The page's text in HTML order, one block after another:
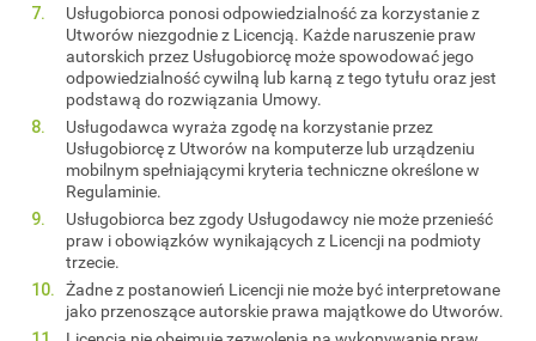
Usługobiorca ponosi odpowiedzialność za korzystanie z
Utworów niezgodnie z Licencją. Każde naruszenie praw
autorskich przez Usługobiorcę może spowodować jego
odpowiedzialność cywilną lub karną z tego tytułu oraz jest
podstawą do rozwiązania Umowy.
Usługodawca wyraża zgodę na korzystanie przez
Usługobiorcę z Utworów na komputerze lub urządzeniu
mobilnym spełniającymi kryteria techniczne określone w
Regulaminie.
Usługobiorca bez zgody Usługodawcy nie może przenieść
praw i obowiązków wynikających z Licencji na podmioty
trzecie.
Żadne z postanowień Licencji nie może być interpretowane
jako przenoszące autorskie prawa majątkowe do Utworów.